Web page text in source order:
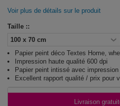
Voir plus de détails sur le produit
Taille ::
Papier peint déco Textes Home,
Impression haute qualité 600 dpi
Papier peint intissé avec
Excellent rapport qualité / prix pour
Livraison